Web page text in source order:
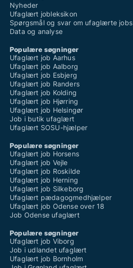
Nyheder
Ufaglært jobleksikon
Spørgsmål og svar om ufaglærte jobs
Data og analyse
Populære søgninger
Ufaglært job Aarhus
Ufaglært job Aalborg
Ufaglært job Esbjerg
Ufaglært job Randers
Ufaglært job Kolding
Ufaglært job Hjørring
Ufaglært job Helsingør
Job i butik ufaglært
Ufaglært SOSU-hjælper
Populære søgninger
Ufaglært job Horsens
Ufaglært job Vejle
Ufaglært job Roskilde
Ufaglært job Herning
Ufaglært job Silkeborg
Ufaglært pædagogmedhjælper
Ufaglært job Odense over 18
Job Odense ufaglært
Populære søgninger
Ufaglært job Viborg
Job i udlandet ufaglært
Ufaglært job Bornholm